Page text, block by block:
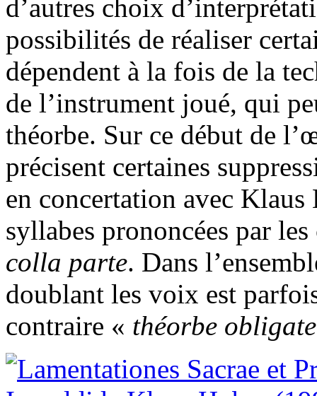
d’autres choix
possibilités de réaliser
dépendent à la fois de la
de l’instrument joué, qui
théorbe. Sur ce début de
précisent certaines
en concertation avec
syllabes prononcées par
colla parte. Dans
doublant les voix est
contraire « théorbe